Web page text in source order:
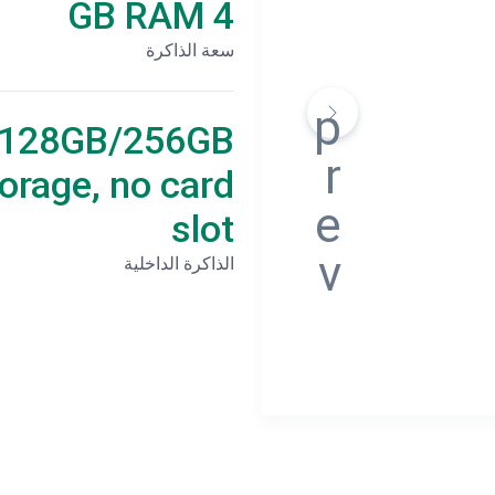
4 GB RAM
سعة الذاكرة
256GB
no card
slot
الذاكرة الداخلية